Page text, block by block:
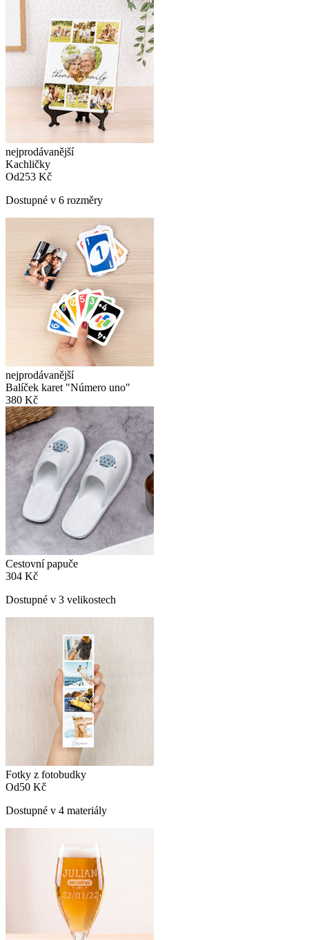
nejprodávanější
Kachličky
Od253 Kč
Dostupné v 6 rozměry
nejprodávanější
Balíček karet "Número uno"
380 Kč
Cestovní papuče
304 Kč
Dostupné v 3 velikostech
Fotky z fotobudky
Od50 Kč
Dostupné v 4 materiály